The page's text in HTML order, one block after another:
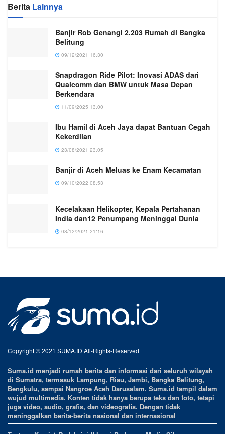
Berita Lainnya
Banjir Rob Genangi 2.203 Rumah di Bangka
Belitung
09/12/2021 16:30
Snapdragon Ride Pilot: Inovasi ADAS dari
Qualcomm dan BMW untuk Masa Depan
Berkendara
11/09/2025 13:00
Ibu Hamil di Aceh Jaya dapat Bantuan Cegah
Kekerdilan
23/08/2021 23:05
Banjir di Aceh Meluas ke Enam Kecamatan
09/10/2022 08:53
Kecelakaan Helikopter, Kepala Pertahanan
India dan12 Penumpang Meninggal Dunia
08/12/2021 21:16
Copyright © 2021 SUMA.ID All-Rights-Reserved
Suma.id menjadi rumah berita dan informasi dari seluruh wilayah
di Sumatra, termasuk Lampung, Riau, Jambi, Bangka Belitung,
Bengkulu, sampai Nangroe Aceh Darusalam. Suma.id tampil dalam
wujud multimedia. Konten tidak hanya berupa teks dan foto, tetapi
juga video, audio, grafis, dan videografis. Dengan tidak
meninggalkan berita-berita nasional dan internasional